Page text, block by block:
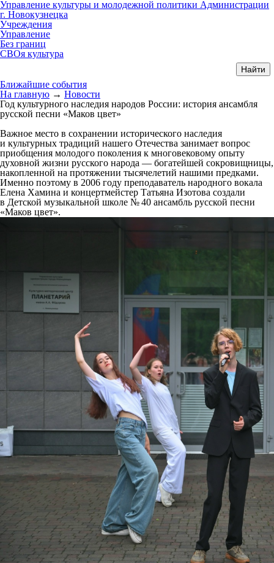
Управление культуры и молодежной политики Администрации
г. Новокузнецка
Учреждения
Управление
Без границ
СВОя культура
Ближайшие события
На главную → Новости
Год культурного наследия народов России: история ансамбля
русской песни «Маков цвет»
Важное место в сохранении исторического наследия
и культурных традиций нашего Отечества занимает вопрос
приобщения молодого поколения к многовековому опыту
духовной жизни русского народа — богатейшей сокровищницы,
накопленной на протяжении тысячелетий нашими предками.
Именно поэтому в 2006 году преподаватель народного вокала
Елена Хамина и концертмейстер Татьяна Изотова создали
в Детской музыкальной школе № 40 ансамбль русской песни
«Маков цвет».